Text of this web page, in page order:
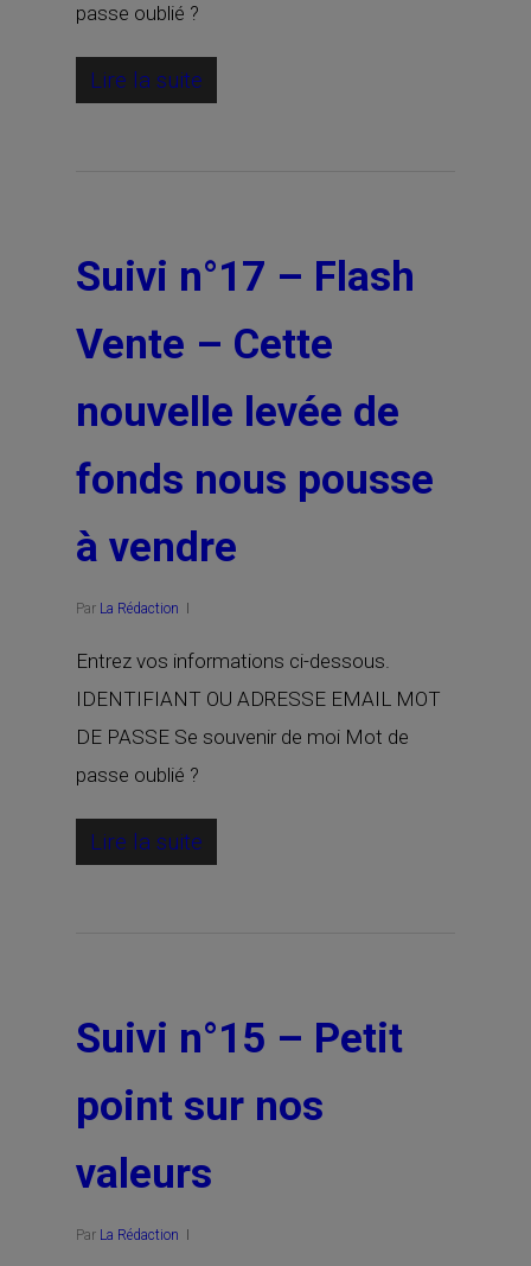
passe oublié ?
Lire la suite
Suivi n°17 – Flash
Vente – Cette
nouvelle levée de
fonds nous pousse
à vendre
Par La Rédaction
Entrez vos informations ci-dessous.
IDENTIFIANT OU ADRESSE EMAIL MOT
DE PASSE Se souvenir de moi Mot de
passe oublié ?
Lire la suite
Suivi n°15 – Petit
point sur nos
valeurs
Par La Rédaction